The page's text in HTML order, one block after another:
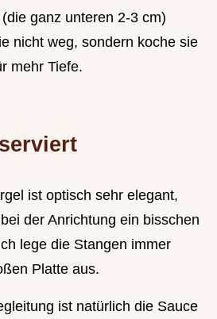
ganz unteren 2-3 cm)
nicht weg, sondern koche sie
mehr Tiefe.
ist optisch sehr elegant,
der Anrichtung ein bisschen
lege die Stangen immer
Platte aus.
ist natürlich die Sauce